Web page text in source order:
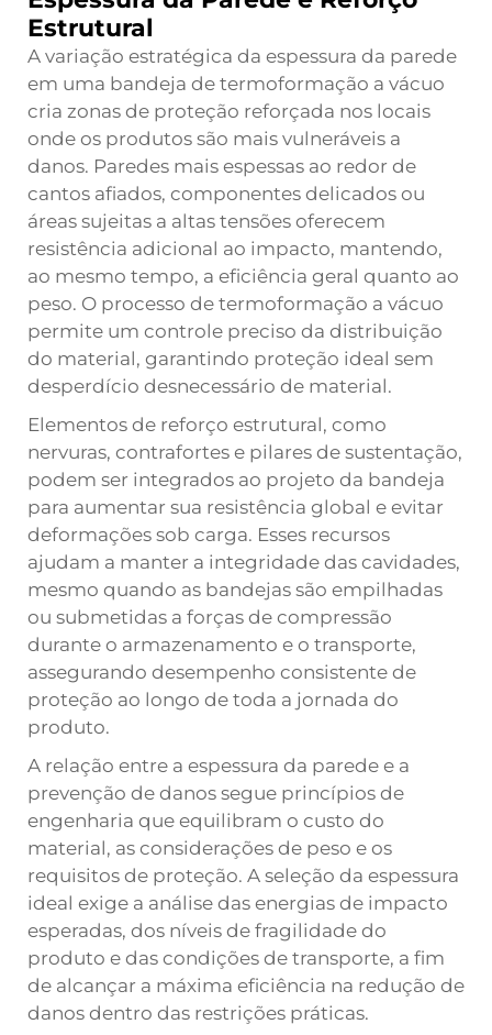
Estrutural
A variação estratégica da espessura da parede
em uma bandeja de termoformação a vácuo
cria zonas de proteção reforçada nos locais
onde os produtos são mais vulneráveis a
danos. Paredes mais espessas ao redor de
cantos afiados, componentes delicados ou
áreas sujeitas a altas tensões oferecem
resistência adicional ao impacto, mantendo,
ao mesmo tempo, a eficiência geral quanto ao
peso. O processo de termoformação a vácuo
permite um controle preciso da distribuição
do material, garantindo proteção ideal sem
desperdício desnecessário de material.
Elementos de reforço estrutural, como
nervuras, contrafortes e pilares de sustentação,
podem ser integrados ao projeto da bandeja
para aumentar sua resistência global e evitar
deformações sob carga. Esses recursos
ajudam a manter a integridade das cavidades,
mesmo quando as bandejas são empilhadas
ou submetidas a forças de compressão
durante o armazenamento e o transporte,
assegurando desempenho consistente de
proteção ao longo de toda a jornada do
produto.
A relação entre a espessura da parede e a
prevenção de danos segue princípios de
engenharia que equilibram o custo do
material, as considerações de peso e os
requisitos de proteção. A seleção da espessura
ideal exige a análise das energias de impacto
esperadas, dos níveis de fragilidade do
produto e das condições de transporte, a fim
de alcançar a máxima eficiência na redução de
danos dentro das restrições práticas.